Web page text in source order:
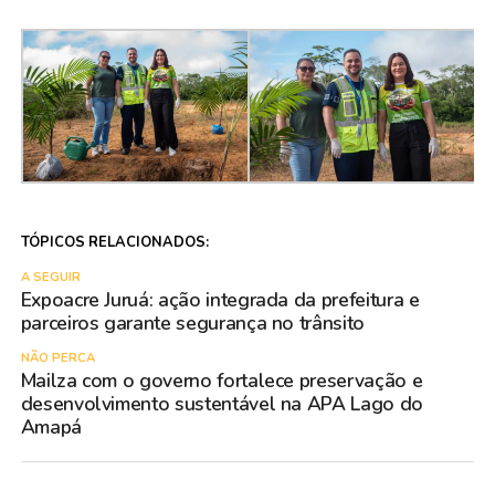
TÓPICOS RELACIONADOS:
A SEGUIR
Expoacre Juruá: ação integrada da prefeitura e
parceiros garante segurança no trânsito
NÃO PERCA
Mailza com o governo fortalece preservação e
desenvolvimento sustentável na APA Lago do
Amapá